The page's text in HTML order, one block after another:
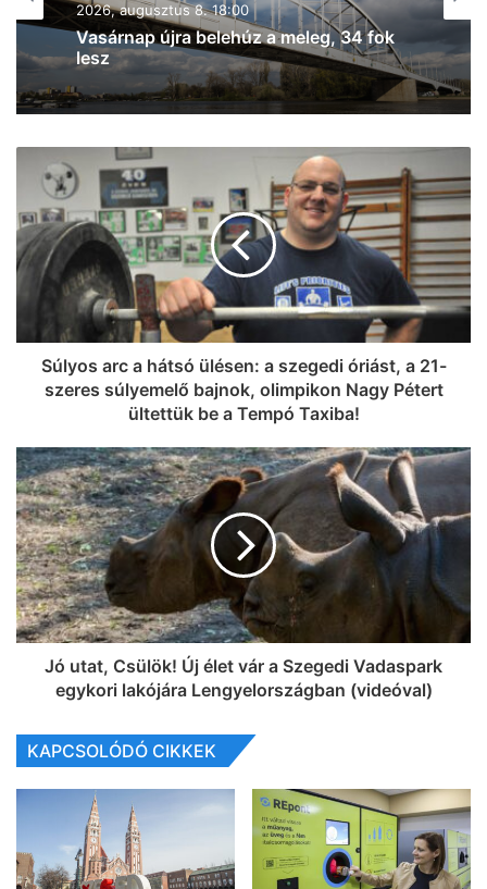
2026, augusztus 8. 17:43
Kigyulladt a tarló Szeged- Baktón –
egyre jobban terjed a tűz (frissítve!)
Súlyos arc a hátsó ülésen: a szegedi óriást, a 21-
szeres súlyemelő bajnok, olimpikon Nagy Pétert
ültettük be a Tempó Taxiba!
Jó utat, Csülök! Új élet vár a Szegedi Vadaspark
egykori lakójára Lengyelországban (videóval)
KAPCSOLÓDÓ CIKKEK